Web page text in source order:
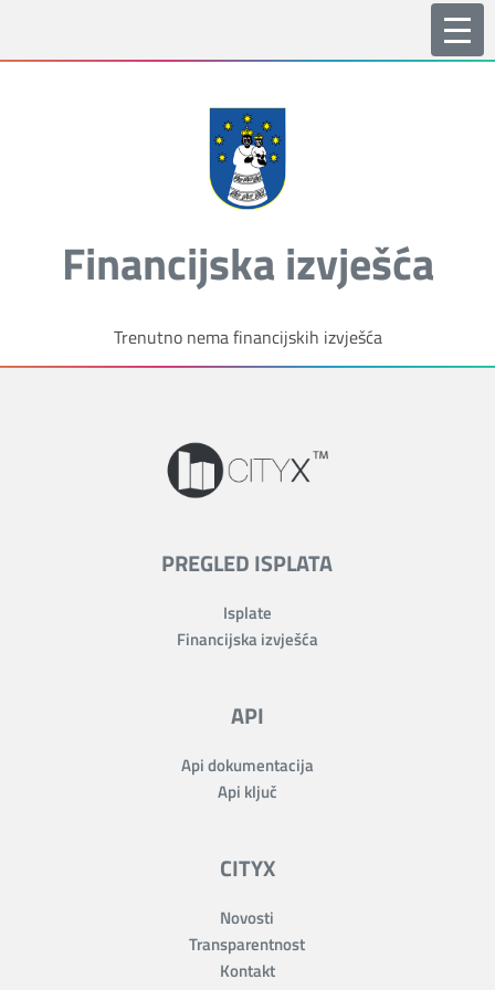
Financijska izvješća
Trenutno nema financijskih izvješća
PREGLED ISPLATA
Isplate
Financijska izvješća
API
Api dokumentacija
Api ključ
CITYX
Novosti
Transparentnost
Kontakt